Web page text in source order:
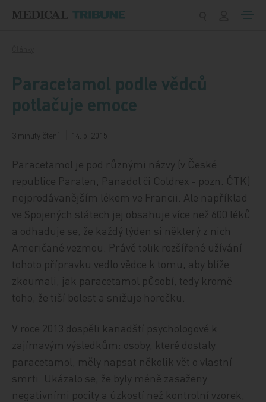
Paracetamol podle vědců
potlačuje emoce
3 minuty čtení 14. 5. 2015
Paracetamol je pod různými názvy (v České
republice Paralen, Panadol či Coldrex - pozn. ČTK)
nejprodávanějším lékem ve Francii. Ale například
ve Spojených státech jej obsahuje více než 600 léků
a odhaduje se, že každý týden si některý z nich
Američané vezmou. Právě tolik rozšířené užívání
tohoto přípravku vedlo vědce k tomu, aby blíže
zkoumali, jak paracetamol působí, tedy kromě
toho, že tiší bolest a snižuje horečku.
V roce 2013 dospěli kanadští psychologové k
zajímavým výsledkům: osoby, které dostaly
paracetamol, měly napsat několik vět o vlastní
smrti. Ukázalo se, že byly méně zasaženy
negativními pocity a úzkostí než kontrolní vzorek,